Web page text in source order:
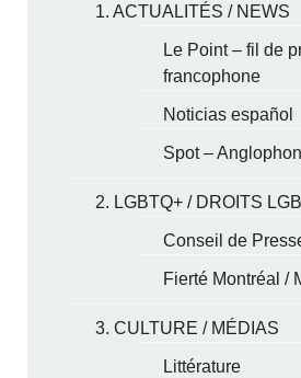
1. ACTUALITÉS / NEWS
Le Point – fil de
francophone
Noticias español
Spot –
2. LGBTQ+ / DROITS
Conseil de
Fierté Montréal /
3. CULTURE / MÉDIAS
Littérature